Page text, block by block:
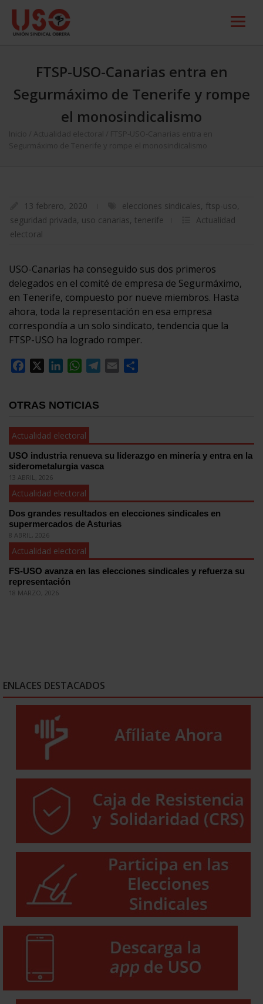
FTSP-USO-Canarias entra en
Segurmáximo de Tenerife y rompe
el monosindicalismo
Inicio Actualidad electoral
FTSP-USO-Canarias entra en
Segurmáximo de Tenerife y rompe el monosindicalismo
13 febrero, 2020 elecciones sindicales, ftsp-uso,
seguridad privada, uso canarias, tenerife
Actualidad
electoral
USO-Canarias ha conseguido sus dos primeros
delegados en el comité de empresa de Segurmáximo,
en Tenerife, compuesto por nueve miembros. Hasta
ahora, toda la representación en esa empresa
correspondía a un solo sindicato, tendencia que la
FTSP-USO ha logrado romper.
Facebook
LinkedInWhatsApp
Telegram
Email
OTRAS NOTICIAS
Actualidad electoral
USO industria renueva su liderazgo en minería y entra en la
siderometalurgia vasca
13 ABRIL, 2026
Actualidad electoral
Dos grandes resultados en elecciones sindicales en
supermercados de Asturias
8 ABRIL, 2026
Actualidad electoral
FS-USO avanza en las elecciones sindicales y refuerza su
representación
18 MARZO, 2026
ENLACES DESTACADOS